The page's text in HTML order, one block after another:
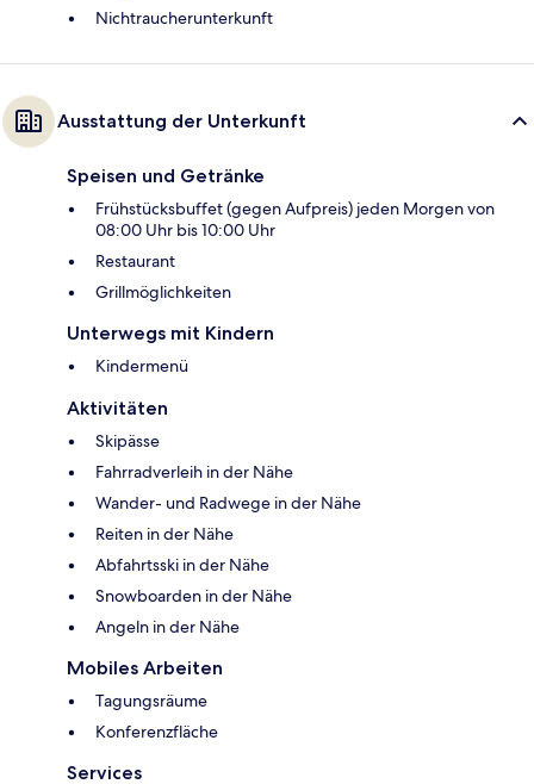
Nichtraucherunterkunft
Ausstattung der Unterkunft
Speisen und Getränke
Frühstücksbuffet (gegen Aufpreis) jeden Morgen von
08:00 Uhr bis 10:00 Uhr
Restaurant
Grillmöglichkeiten
Unterwegs mit Kindern
Kindermenü
Aktivitäten
Skipässe
Fahrradverleih in der Nähe
Wander- und Radwege in der Nähe
Reiten in der Nähe
Abfahrtsski in der Nähe
Snowboarden in der Nähe
Angeln in der Nähe
Mobiles Arbeiten
Tagungsräume
Konferenzfläche
Services